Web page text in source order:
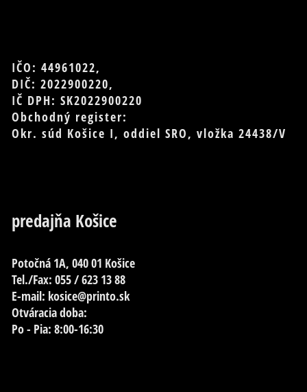
IČO: 44961022,
DIČ: 2022900220,
IČ DPH: SK2022900220
Obchodný register:
Okr. súd Košice I, oddiel SRO, vložka 24438/V
predajňa Košice
Potočná 1A, 040 01 Košice
Tel./Fax: 055 / 623 13 88
E-mail: kosice@printo.sk
Otváracia doba:
Po - Pia: 8:00-16:30